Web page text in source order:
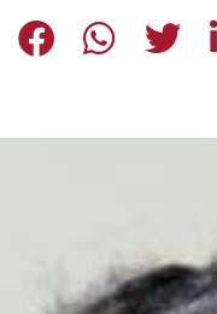
SOCIETÀ DI